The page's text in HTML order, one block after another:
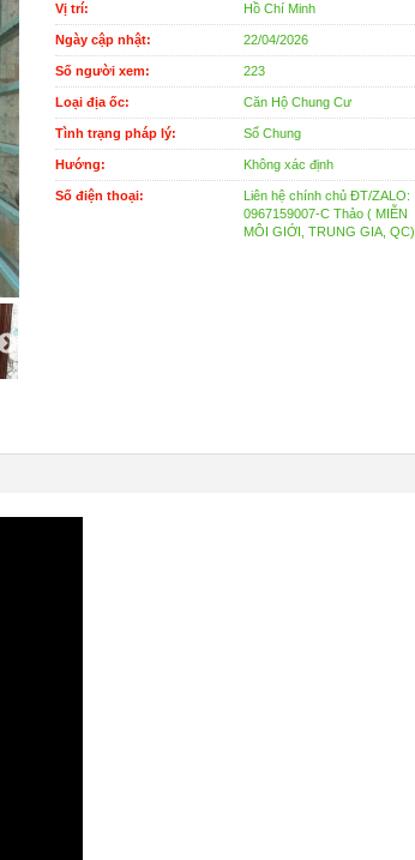
Vị trí: Hồ Chí Minh
Ngày cập nhật: 22/04/2026
Số người xem: 223
Loại địa ốc: Căn Hộ Chung Cư
Tình trạng pháp lý: Sổ Chung
Hướng: Không xác định
Số điện thoại:
Liên hệ chính chủ ĐT/ZALO:
0967159007-C Thảo ( MIỄN
MÔI GIỚI, TRUNG GIA, QC)